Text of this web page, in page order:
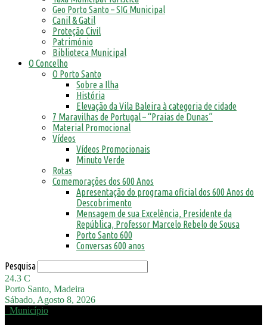
Geo Porto Santo – SIG Municipal
Canil & Gatil
Proteção Civil
Património
Biblioteca Municipal
O Concelho
O Porto Santo
Sobre a Ilha
História
Elevação da Vila Baleira à categoria de cidade
7 Maravilhas de Portugal – “Praias de Dunas”
Material Promocional
Vídeos
Vídeos Promocionais
Minuto Verde
Rotas
Comemorações dos 600 Anos
Apresentação do programa oficial dos 600 Anos do
Descobrimento
Mensagem de sua Excelência, Presidente da
República, Professor Marcelo Rebelo de Sousa
Porto Santo 600
Conversas 600 anos
Pesquisa
24.3 C
Porto Santo, Madeira
Sábado, Agosto 8, 2026
Município